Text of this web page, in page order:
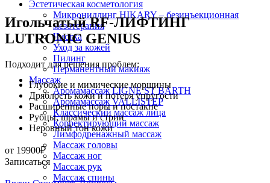
Эстетическая косметология
Микронидлинг HIKARY – безинъекционная
мезотерапия
Чистка
Уход за кожей
Пилинг
Перманентный макияж
Массаж
Аромамассаж LIGNE ST BARTH
Аромамассаж VALLISTEP
Классический массаж лица
Корректирующий массаж
Лимфодренажный массаж
Массаж головы
Массаж ног
Массаж рук
Массаж спины
Игольчатый RF-ЛИФТИНГ
LUTRONIC GENIUS
Подходит для решения проблем:
Глубокие и мимические морщины
Дряблость кожи и потеря упругости
Расширенные поры и постакне
Рубцы, шрамы и стрии
Неровный тон кожи
от 19900₽
Записаться